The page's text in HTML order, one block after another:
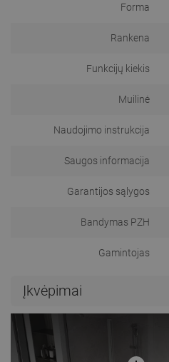
Forma
Rankena
Funkcijų kiekis
Muilinė
Naudojimo instrukcija
Saugos informacija
Garantijos sąlygos
Bandymas PZH
Gamintojas
Įkvėpimai